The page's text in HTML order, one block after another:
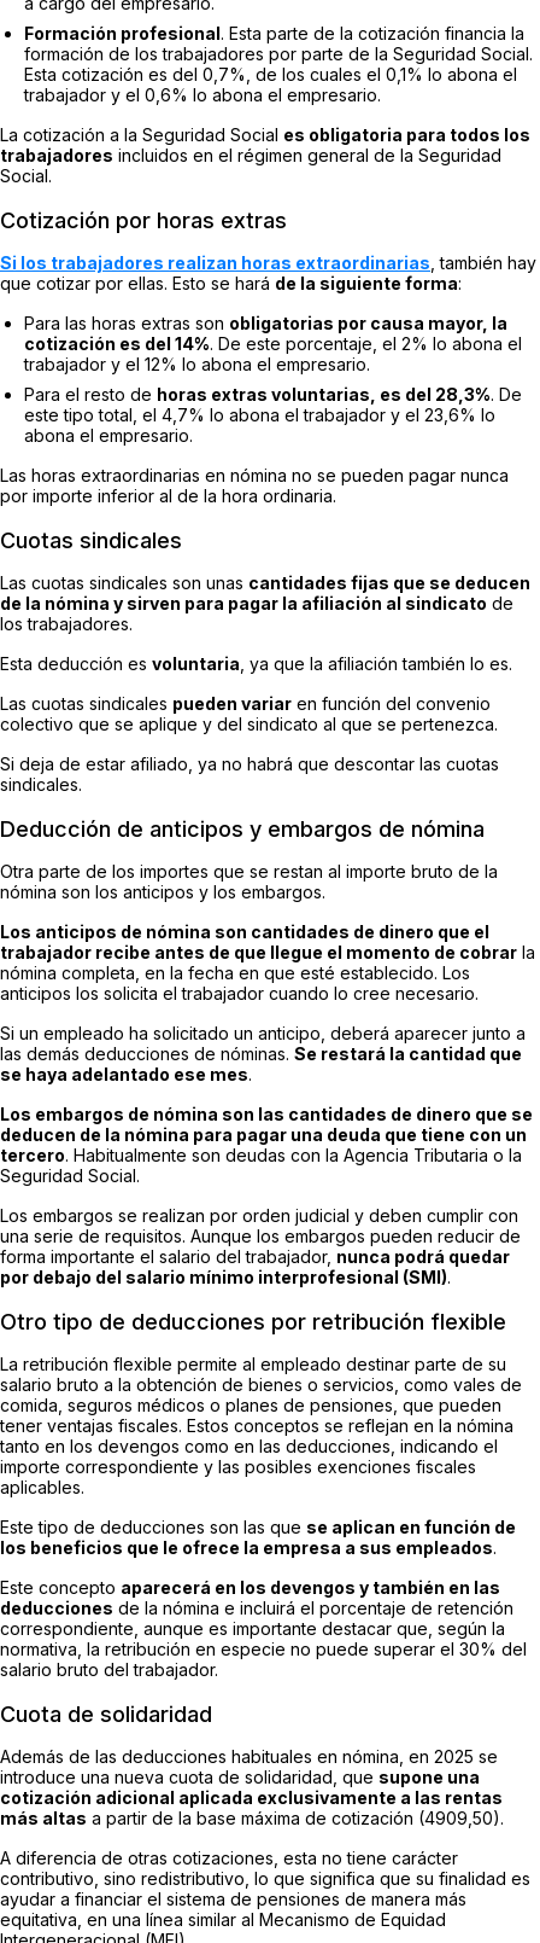
Formación profesional. Esta parte de la cotización financia la
formación de los trabajadores por parte de la Seguridad Social.
Esta cotización es del 0,7%, de los cuales el 0,1% lo abona el
trabajador y el 0,6% lo abona el empresario.
La cotización a la Seguridad Social es obligatoria para todos los
trabajadores incluidos en el régimen general de la Seguridad
Social.
Cotización por horas extras
Si los trabajadores realizan horas extraordinarias , también hay
que cotizar por ellas. Esto se hará de la siguiente forma:
Para las horas extras son obligatorias por causa mayor, la
cotización es del 14%. De este porcentaje, el 2% lo abona el
trabajador y el 12% lo abona el empresario.
Para el resto de horas extras voluntarias, es del 28,3%. De
este tipo total, el 4,7% lo abona el trabajador y el 23,6% lo
abona el empresario.
Las horas extraordinarias en nómina no se pueden pagar nunca
por importe inferior al de la hora ordinaria.
Cuotas sindicales
Las cuotas sindicales son unas cantidades fijas que se deducen
de la nómina y sirven para pagar la afiliación al sindicato de
los trabajadores.
Esta deducción es voluntaria , ya que la afiliación también lo es.
Las cuotas sindicales pueden variar en función del convenio
colectivo que se aplique y del sindicato al que se pertenezca.
Si deja de estar afiliado, ya no habrá que descontar las cuotas
sindicales.
Deducción de anticipos y embargos de nómina
Otra parte de los importes que se restan al importe bruto de la
nómina son los anticipos y los embargos.
Los anticipos de nómina son cantidades de dinero que el
trabajador recibe antes de que llegue el momento de cobrar la
nómina completa, en la fecha en que esté establecido. Los
anticipos los solicita el trabajador cuando lo cree necesario.
Si un empleado ha solicitado un anticipo, deberá aparecer junto a
las demás deducciones de nóminas. Se restará la cantidad que
se haya adelantado ese mes.
Los embargos de nómina son las cantidades de dinero que se
deducen de la nómina para pagar una deuda que tiene con un
tercero. Habitualmente son deudas con la Agencia Tributaria o la
Seguridad Social.
Los embargos se realizan por orden judicial y deben cumplir con
una serie de requisitos. Aunque los embargos pueden reducir de
forma importante el salario del trabajador, nunca podrá quedar
por debajo del salario mínimo interprofesional (SMI).
Otro tipo de deducciones por retribución flexible
La retribución flexible permite al empleado destinar parte de su
salario bruto a la obtención de bienes o servicios, como vales de
comida, seguros médicos o planes de pensiones, que pueden
tener ventajas fiscales. Estos conceptos se reflejan en la nómina
tanto en los devengos como en las deducciones, indicando el
importe correspondiente y las posibles exenciones fiscales
aplicables.
Este tipo de deducciones son las que se aplican en función de
los beneficios que le ofrece la empresa a sus empleados.
Este concepto aparecerá en los devengos y también en las
deducciones de la nómina e incluirá el porcentaje de retención
correspondiente, aunque es importante destacar que, según la
normativa, la retribución en especie no puede superar el 30% del
salario bruto del trabajador.
Cuota de solidaridad
Además de las deducciones habituales en nómina, en 2025 se
introduce una nueva cuota de solidaridad, que supone una
cotización adicional aplicada exclusivamente a las rentas
más altas a partir de la base máxima de cotización (4909,50).
A diferencia de otras cotizaciones, esta no tiene carácter
contributivo, sino redistributivo, lo que significa que su finalidad es
ayudar a financiar el sistema de pensiones de manera más
equitativa, en una línea similar al Mecanismo de Equidad